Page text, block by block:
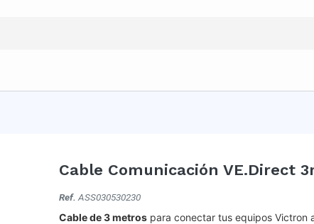
Cable Comunicación VE.Direct
Ref. ASS030530230
Cable de 3 metros para conectar tus equipos Victron